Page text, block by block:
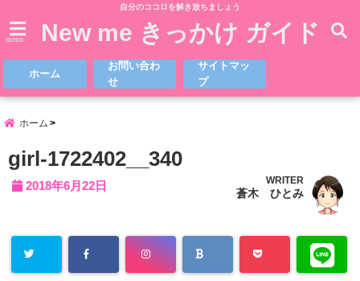
自分のココロを解き放ちましょう
menu New me きっかけ ガイド
ホーム
お問い合わ
せ
サイトマッ
プ
ホーム
girl-1722402__340
2018年6月22日 WRITER
蒼木 ひとみ